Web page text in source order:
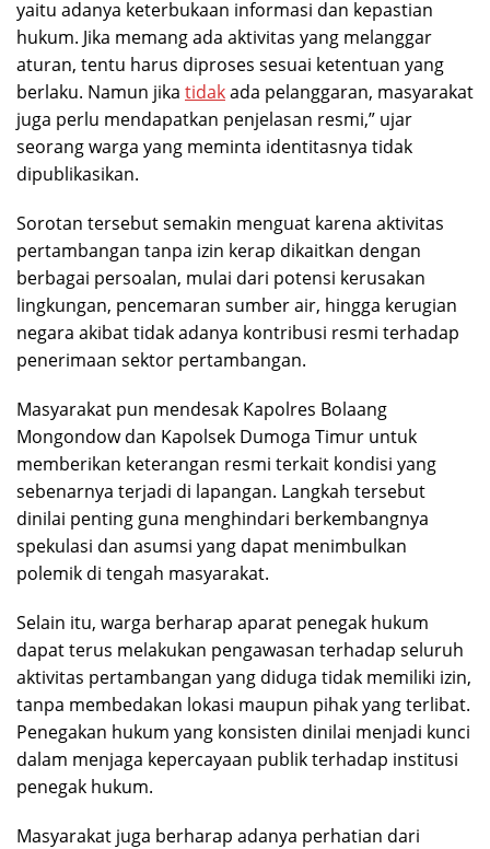
yaitu adanya keterbukaan informasi dan kepastian
hukum. Jika memang ada aktivitas yang melanggar
aturan, tentu harus diproses sesuai ketentuan yang
berlaku. Namun jika tidakada pelanggaran, masyarakat
juga perlu mendapatkan penjelasan resmi,” ujar
seorang warga yang meminta identitasnya tidak
dipublikasikan.
Sorotan tersebut semakin menguat karena aktivitas
pertambangan tanpa izin kerap dikaitkan dengan
berbagai persoalan, mulai dari potensi kerusakan
lingkungan, pencemaran sumber air, hingga kerugian
negara akibat tidak adanya kontribusi resmi terhadap
penerimaan sektor pertambangan.
Masyarakat pun mendesak Kapolres Bolaang
Mongondow dan Kapolsek Dumoga Timur untuk
memberikan keterangan resmi terkait kondisi yang
sebenarnya terjadi di lapangan. Langkah tersebut
dinilai penting guna menghindari berkembangnya
spekulasi dan asumsi yang dapat menimbulkan
polemik di tengah masyarakat.
Selain itu, warga berharap aparat penegak hukum
dapat terus melakukan pengawasan terhadap seluruh
aktivitas pertambangan yang diduga tidak memiliki izin,
tanpa membedakan lokasi maupun pihak yang terlibat.
Penegakan hukum yang konsisten dinilai menjadi kunci
dalam menjaga kepercayaan publik terhadap institusi
penegak hukum.
Masyarakat juga berharap adanya perhatian dari